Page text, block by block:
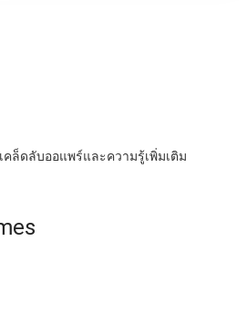
คล็ดลับออแพร์และความรู้เพิ่มเติม